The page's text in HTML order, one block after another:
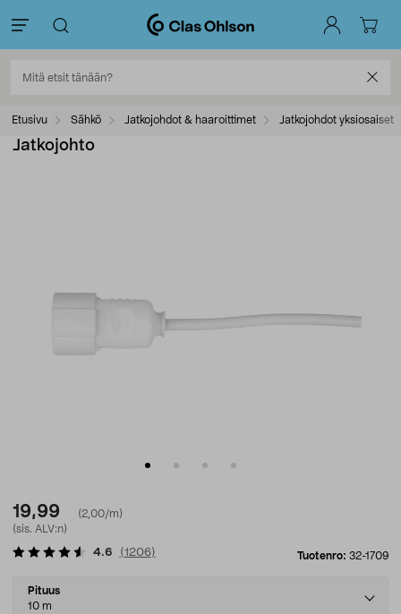
Etusivu Sähkö Jatkojohdot & haaroittimet Jatkojohdot yksiosaiset
Jatkojohto
19,99
(2,00/m)
(sis. ALV:n)
Tuotenro: 32-1709
4.6 (1206)
Select
variant
Pituus
10 m